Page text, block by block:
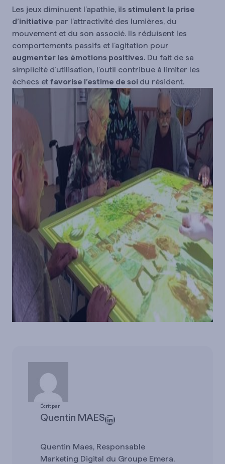
Les jeux diminuent l’apathie, ils stimulent la prise
d’initiative par l’attractivité des lumières, du
mouvement et du son associé. Ils réduisent les
comportements passifs et l’agitation pour
augmenter les émotions positives. Du fait de sa
simplicité d’utilisation, l’outil contribue à limiter les
échecs et favorise l’estime de soi du résident.
Écrit par
Quentin MAESLinkedIn
Quentin Maes, Responsable
Marketing Digital du Groupe Emera,